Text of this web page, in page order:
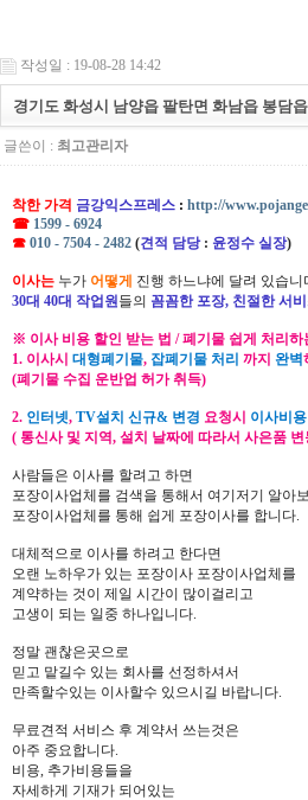
작성일 : 19-08-28 14:42
경기도 화성시 남양읍 팔탄면 화남읍 봉담
글쓴이 : 최고관리자
착한 가격 금강익스프레스 : http://
☎ 1599 - 6924
☎ 010 - 7504 - 2482 (견적 담당 : 윤정수 실장)
이사는 누가 어떻게 진행 하느냐에 달려 있습니
30대 40대 작업원들의 꼼꼼한 포장, 친절한 서
※ 이사 비용 할인 받는 법 / 폐기물 쉽게 처리하
1. 이사시 대형폐기물, 잡폐기물 처리 까지 완벽
(폐기물 수집 운반업 허가 취득)
2. 인터넷, TV설치 신규& 변경 요청시 이사비
( 통신사 및 지역, 설치 날짜에 따라서 사은품
사람들은 이사를 할려고 하면
포장이사업체를 검색을 통해서 여기저기 알아
포장이사업체를 통해 쉽게 포장이사를 합니다.
대체적으로 이사를 하려고 한다면
오랜 노하우가 있는 포장이사 포장이사업체를
계약하는 것이 제일 시간이 많이걸리고
고생이 되는 일중 하나입니다.
정말 괜찮은곳으로
믿고 맡길수 있는 회사를 선정하셔서
만족할수있는 이사할수 있으시길 바랍니다.
무료견적 서비스 후 계약서 쓰는것은
아주 중요합니다.
비용, 추가비용들을
자세하게 기재가 되어있는